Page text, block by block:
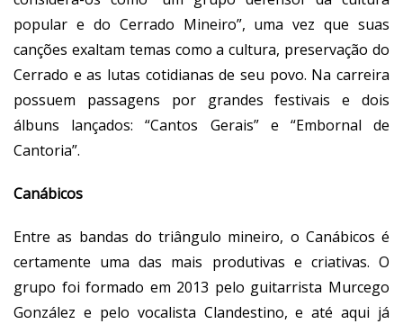
popular e do Cerrado Mineiro”, uma vez que suas
canções exaltam temas como a cultura, preservação do
Cerrado e as lutas cotidianas de seu povo. Na carreira
possuem passagens por grandes festivais e dois
álbuns lançados: “Cantos Gerais” e “Embornal de
Cantoria”.
Canábicos
Entre as bandas do triângulo mineiro, o Canábicos é
certamente uma das mais produtivas e criativas. O
grupo foi formado em 2013 pelo guitarrista Murcego
González e pelo vocalista Clandestino, e até aqui já